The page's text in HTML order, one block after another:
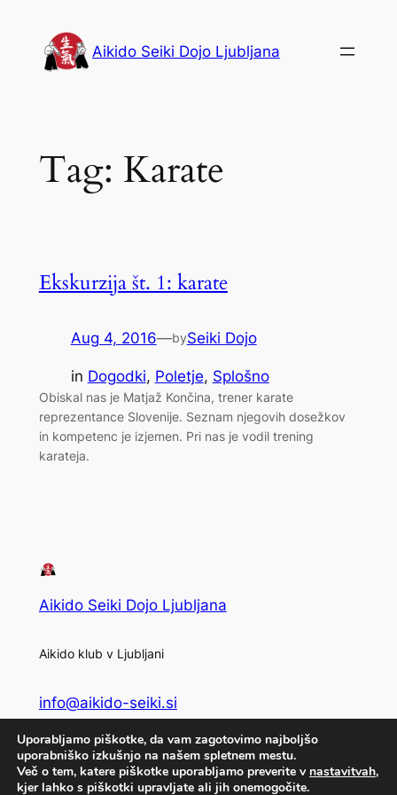
content
Aikido Seiki Dojo Ljubljana
Tag: Karate
Ekskurzija št. 1: karate
Aug 4, 2016—bySeiki Dojo
in Dogodki, Poletje, Splošno
Obiskal nas je Matjaž Končina, trener karate
reprezentance Slovenije. Seznam njegovih dosežkov
in kompetenc je izjemen. Pri nas je vodil trening
karateja.
Aikido Seiki Dojo Ljubljana
Aikido klub v Ljubljani
info@aikido-seiki.si
Privacy
Privacy Policy
Social
Facebook
Uporabljamo piškotke, da vam zagotovimo najboljšo
uporabniško izkušnjo na našem spletnem mestu.
Več o tem, katere piškotke uporabljamo preverite v nastavitvah,
kjer lahko s piškotki upravljate ali jih onemogočite.